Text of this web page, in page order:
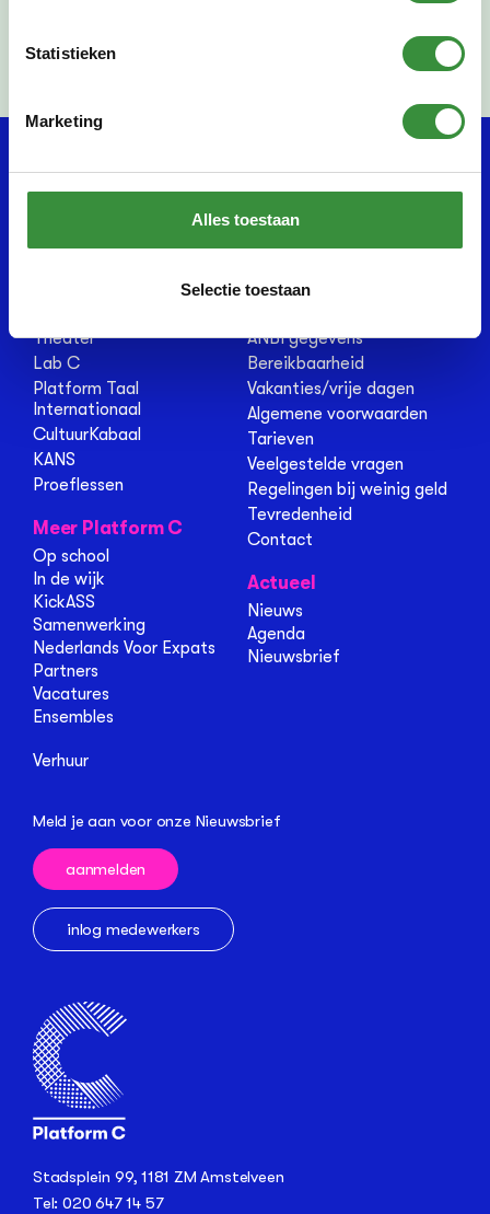
Statistieken
Marketing
Alles toestaan
Selectie toestaan
Stadsplein 99, 1181 ZM Amstelveen
Tel: 020 647 14 57
Theater
Lab C
Platform Taal
Internationaal
CultuurKabaal
KANS
Proeflessen
Meer Platform C
Op school
In de wijk
KickASS
Samenwerking
Nederlands Voor Expats
Partners
Vacatures
Ensembles
Verhuur
Medewerkers
ANBI gegevens
Bereikbaarheid
Vakanties/vrije dagen
Algemene voorwaarden
Tarieven
Veelgestelde vragen
Regelingen bij weinig geld
Tevredenheid
Contact
Actueel
Nieuws
Agenda
Nieuwsbrief
Meld je aan voor onze Nieuwsbrief
aanmelden
inlog medewerkers